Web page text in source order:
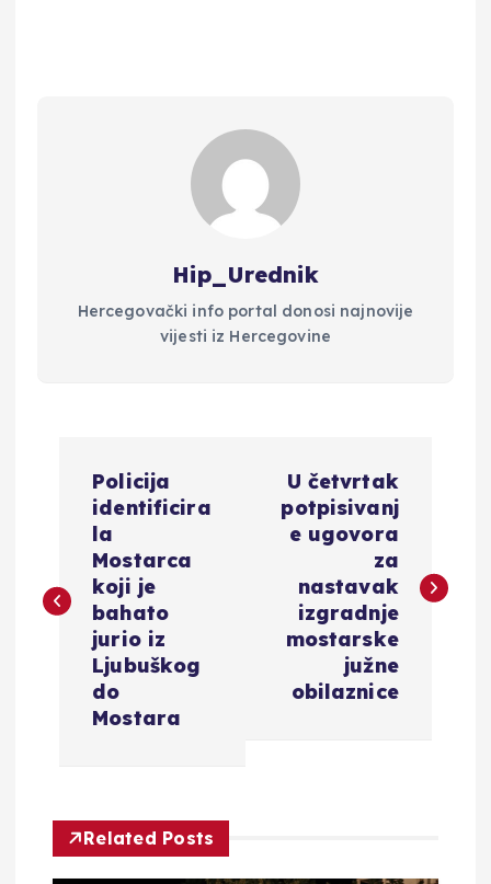
Hip_Urednik
Hercegovački info portal donosi najnovije
vijesti iz Hercegovine
i
Policija
identificira
la
Mostarca
koji je
bahato
jurio iz
Ljubuškog
do
Mostara
U četvrtak
potpisivanj
e ugovora
za
nastavak
izgradnje
mostarske
južne
obilaznice
Related Posts